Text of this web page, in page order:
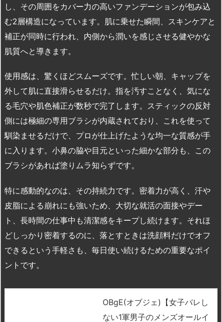
し、その周囲をカバー力の高いファンデーションが包み込
む2層構造になっています。肌に乗せた瞬間、スキンケアと
補正が同時に行われ、内側から潤いを感じさせる健やかな
肌質へと導きます。
使用感は、驚くほどスムーズです。忙しい朝、キャップを
外して肌に直接滑らせるだけ。指を汚すことなく、気にな
る毛穴や肌色補正が数秒で完了します。スティックの反対
側には極細の専用ブラシが内蔵されており、これを使って
馴染ませるだけで、プロが仕上げたような均一な質感が手
に入ります。小鼻の脇や目元といった細かな部分も、この
ブラシがあれば塗りムラ知らずです。
特に感動的なのは、その持続力です。密着力が高く、汗や
皮脂による崩れにも強いため、大切な就活の面接やデー
ト、長時間の仕事中も清潔感をキープし続けます。それほ
どしっかり密着するのに、落とすときは洗顔料だけでオフ
できるという手軽さも、毎日使い続けるための重要なポイ
ントです。
OBgE(オブジェ)【女子バレし
ない1軍男子のメンズオールイ